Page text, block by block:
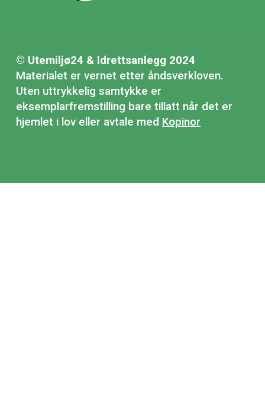
© Utemiljø24 & Idrettsanlegg 2024
Materialet er vernet etter åndsverkloven.
Uten uttrykkelig samtykke er
eksemplarfremstilling bare tillatt når det er
hjemlet i lov eller avtale med Kopinor